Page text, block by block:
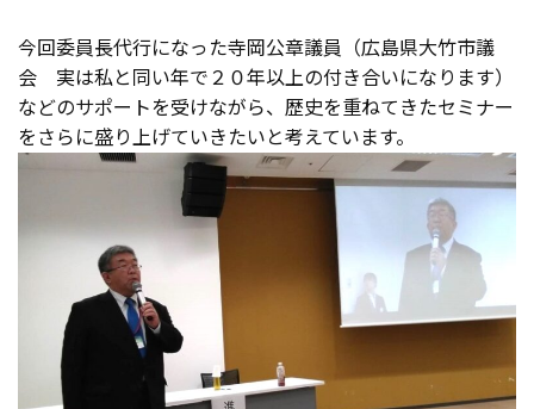
今回委員長代行になった寺岡公章議員（広島県大竹市議
会 実は私と同い年で２０年以上の付き合いになります）
などのサポートを受けながら、歴史を重ねてきたセミナー
をさらに盛り上げていきたいと考えています。